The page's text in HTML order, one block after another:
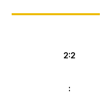
2:2
: